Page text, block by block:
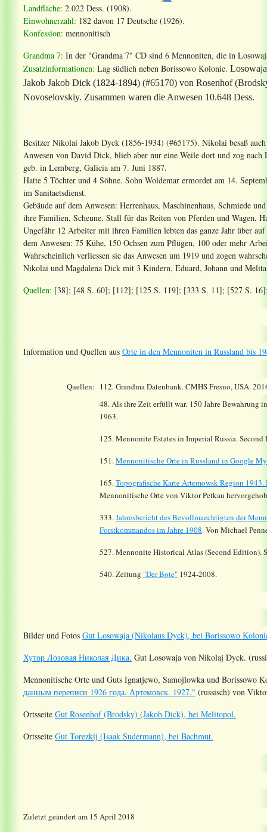
Landfläche: 2.022 Dess. (1908).
Einwohnerzahl: 182 davon 17 Deutsche (1926).
Konfession: mennonitisch
Grandma 7: In der "Grandma 7" CD sind 6 Mennoniten, die in
Zusatzinformationen: Lag südlich neben Borissowo Kolonie.
Jakob Jakob Dick (1824-1894) (#65170) von Rosenhof
Novoselovskiy. Zusammen waren die Anwesen 10.648 Dess.
Besitzer Nikolai Jakob Dyck (1856-1934) (#65175). Nikolai besaß
Anwesen von David Dick, blieb aber nur eine Weile dort und zog
geb. in Lemberg, Galicia am 7. Juni 1887.
Hatte 5 Töchter und 4 Söhne. Sohn Woldemar ermordet am 14.
im Sanitaetsdienst.
Gebäude auf dem Anwesen: Herrenhaus, Maschinenhaus, Schmiede
ihre Familien, Scheune, Stall für das Reiten von Pferden und Wagen,
Ungefähr 12 Arbeiter mit ihren Familien lebten das ganze Jahr über
dem Anwesen: 75 Kühe, 150 Ochsen zum Pflügen, 100 oder mehr
Wahrscheinlich verliessen sie das Anwesen um 1919 und zogen
Nikolai und Magdalena Dick mit 3 Kindern, Eduard, Johann und
Quellen: [38]; [48 S. 60]; [112]; [125 S. 119]; [333 S. 11]; [527 S.
Information und Quellen aus Orte in den Mennoniten in Russland bis
Quellen: 112.Grandma Datenbank. CMHS Fresno, USA.
48. Als ihre Zeit erfüllt war. 150 Jahre Bewahrung
1963.
125. Mennonite Estates in Imperial Russia.
151.Mennonitische Orte in Russland in Google
165.Topografische Karte Artemowsk Region
Mennonitische Orte von Viktor Petkau
333.Jahresbericht des Bevollmaechtigten der
Forstkommandos im Jahre 1908. Von Michael
527. Mennonite Historical Atlas (Second Edition).
540. Zeitung "Der Bote" 1924-2008.
Bilder und Fotos Gut Losowaja (Nikolaus Dyck), bei Borissowo
Хутор Лозовая Николая Дика. Gut Losowaja von Nikolaj Dyck.
Mennonitische Orte und Guts Ignatjewo, Samojlowka und Borissowo
данным переписи 1926 года. Артемовск. 1927." (russisch) von
Ortsseite Gut Rosenhof (Brodsky) (Jakob Dick), bei Melitopol.
Ortsseite Gut Torezkij (Isaak Sudermann), bei Bachmut.
Zuletzt geändert am 15 April 2018